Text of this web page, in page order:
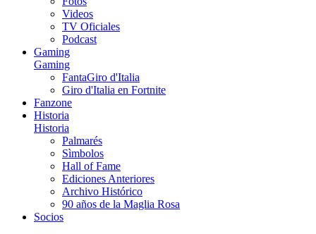
Videos
TV Oficiales
Podcast
Gaming
Gaming
FantaGiro d'Italia
Giro d'Italia en Fortnite
Fanzone
Historia
Historia
Palmarés
Sìmbolos
Hall of Fame
Ediciones Anteriores
Archivo Histórico
90 años de la Maglia Rosa
Socios